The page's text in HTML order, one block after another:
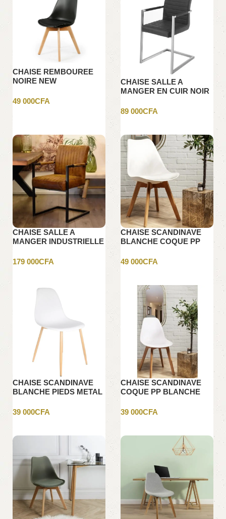
CHAISE REMBOUREE
NOIRE NEW
49 000CFA
CHAISE SALLE A
MANGER EN CUIR NOIR
89 000CFA
CHAISE SALLE A
MANGER INDUSTRIELLE
179 000CFA
CHAISE SCANDINAVE
BLANCHE COQUE PP
49 000CFA
CHAISE SCANDINAVE
BLANCHE PIEDS METAL
39 000CFA
CHAISE SCANDINAVE
COQUE PP BLANCHE
39 000CFA